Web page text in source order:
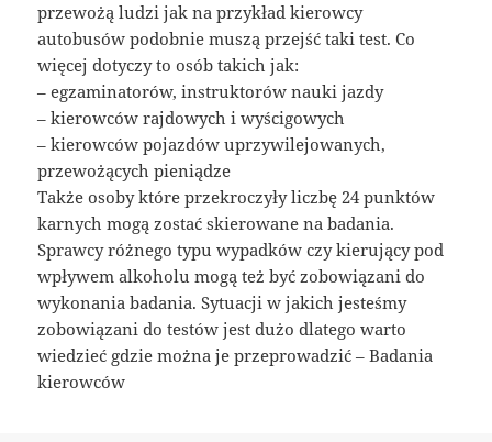
przewożą ludzi jak na przykład kierowcy
autobusów podobnie muszą przejść taki test. Co
więcej dotyczy to osób takich jak:
– egzaminatorów, instruktorów nauki jazdy
– kierowców rajdowych i wyścigowych
– kierowców pojazdów uprzywilejowanych,
przewożących pieniądze
Także osoby które przekroczyły liczbę 24 punktów
karnych mogą zostać skierowane na badania.
Sprawcy różnego typu wypadków czy kierujący pod
wpływem alkoholu mogą też być zobowiązani do
wykonania badania. Sytuacji w jakich jesteśmy
zobowiązani do testów jest dużo dlatego warto
wiedzieć gdzie można je przeprowadzić – Badania
kierowców